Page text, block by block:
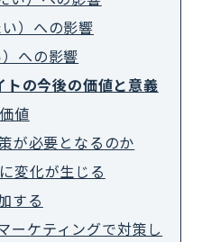
）への影響
への影響
の今後の価値と意義
値
が必要となるのか
変化が生じる
する
ーケティングで対策し